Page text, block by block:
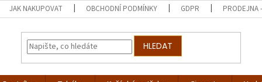
JAK NAKUPOVAT OBCHODNÍ PODMÍNKY GDPR PRODEJNA
HLEDAT